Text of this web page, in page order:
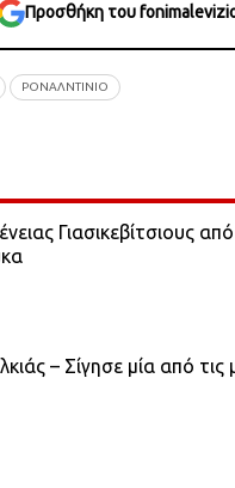
Προσθήκη του
ΡΟΝΑΛΝΤΙΝΙΟ
Γιασικεβίτσιους
– Σίγησε μία από